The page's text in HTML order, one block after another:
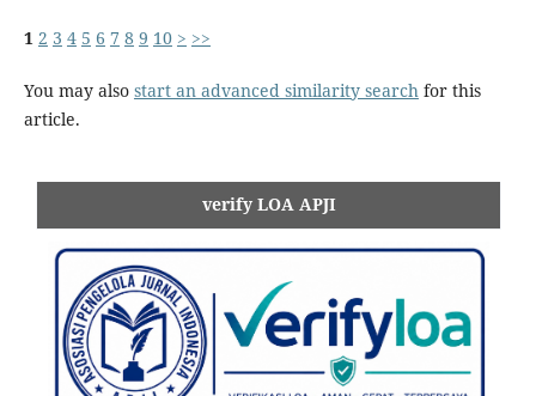
1 2 3 4 5 6 7 8 9 10 > >>
You may also start an advanced similarity searchfor this
article.
verify LOA APJI